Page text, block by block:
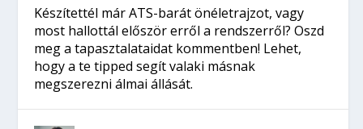
Készítettél már ATS-barát önéletrajzot, vagy
most hallottál először erről a rendszerről? Oszd
meg a tapasztalataidat kommentben! Lehet,
hogy a te tipped segít valaki másnak
megszerezni álmai állását.